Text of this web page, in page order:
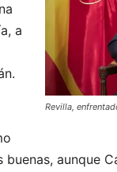
Revilla,
a
aunque